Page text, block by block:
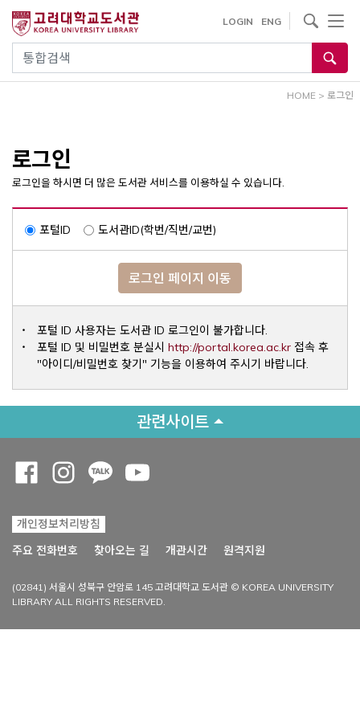
건
통합검색
LOGIN ENG
사이트내 검색
HOME > 로그인
로그인
로그인을 하시면 더 많은 도서관 서비스를 이용하실 수 있습니다.
포털ID 도서관ID(학번/직번/교번)
로그인 페이지 이동
포털 ID 사용자는 도서관 ID 로그인이 불가합니다.
포털 ID 및 비밀번호 분실시 http://portal.korea.ac.krOpens a
접속 후
"아이디/비밀번호 찾기" 기능을 이용하여 주시기 바랍니다.
관련사이트
개인정보처리방침
주요 전화번호
찾아오는 길 개관시간 원격지원
(02841) 서울시 성북구 안암로 145 고려대학교 도서관 © KOREA UNIVERSITY
LIBRARY ALL RIGHTS RESERVED.
Opens a new window
Opens a new window
Opens a new window